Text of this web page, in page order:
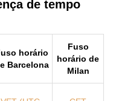
de tempo
horário
Barcelona
Fuso
horário de
Milan